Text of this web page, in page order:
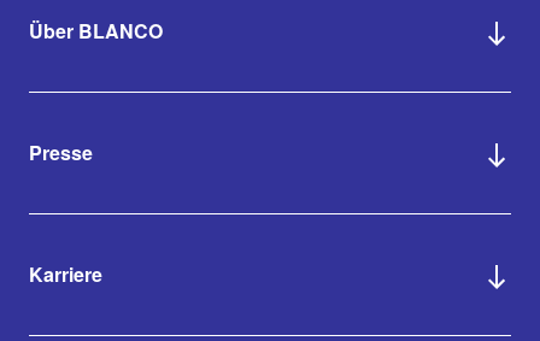
Über BLANCO
Presse
Karriere